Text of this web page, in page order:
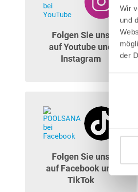
Wir
und
der
Folgen Sie uns
auf Youtube und
Instagram
Folgen Sie uns
auf Facebook und
TikTok